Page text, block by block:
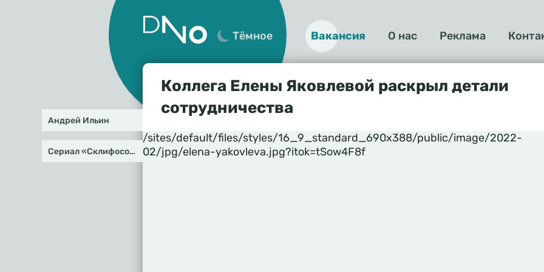
Тёмное
О
нас
Вакансия О нас Реклама
Коллега Елены Яковлевой раскрыл детали
сотрудничества
/sites/default/files/styles/16_9_standard_690x388/public/image/2022-
02/jpg/elena-yakovleva.jpg?itok=tSow4F8f
Андрей Ильин
Сериал «Склифосовский»